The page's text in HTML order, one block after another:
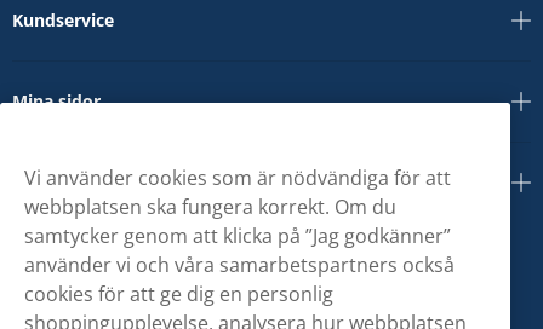
Kundservice
Mina sidor
Om oss
Vi använder cookies som är nödvändiga för att
webbplatsen ska fungera korrekt. Om du
samtycker genom att klicka på ”Jag godkänner”
använder vi och våra samarbetspartners också
cookies för att ge dig en personlig
shoppingupplevelse, analysera hur webbplatsen